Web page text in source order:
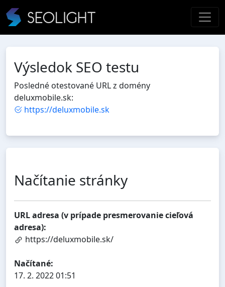
Výsledok SEO testu
Posledné otestované URL z domény
deluxmobile.sk:
https://deluxmobile.sk
Načítanie stránky
URL adresa (v prípade presmerovanie cieľová
adresa):
https://deluxmobile.sk/
Načítané:
17. 2. 2022 01:51